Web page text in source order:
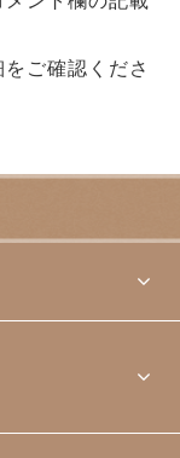
ご確認くださ